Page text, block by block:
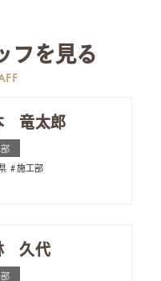
フを見る
竜太郎
施工部
久代